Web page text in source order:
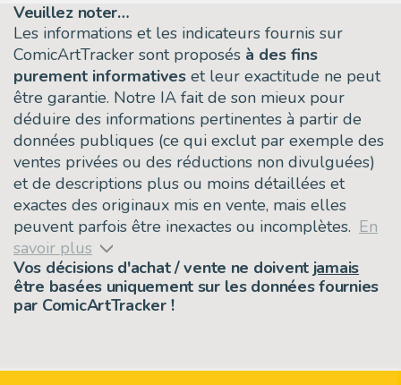
Veuillez noter…
Les informations et les indicateurs fournis sur
ComicArtTracker sont proposés à des fins
purement informatives et leur exactitude ne peut
être garantie. Notre IA fait de son mieux pour
déduire des informations pertinentes à partir de
données publiques (ce qui exclut par exemple des
ventes privées ou des réductions non divulguées)
et de descriptions plus ou moins détaillées et
exactes des originaux mis en vente, mais elles
peuvent parfois être inexactes ou incomplètes. En
savoir plus
Vos décisions d'achat / vente ne doivent jamais
être basées uniquement sur les données fournies
par ComicArtTracker !